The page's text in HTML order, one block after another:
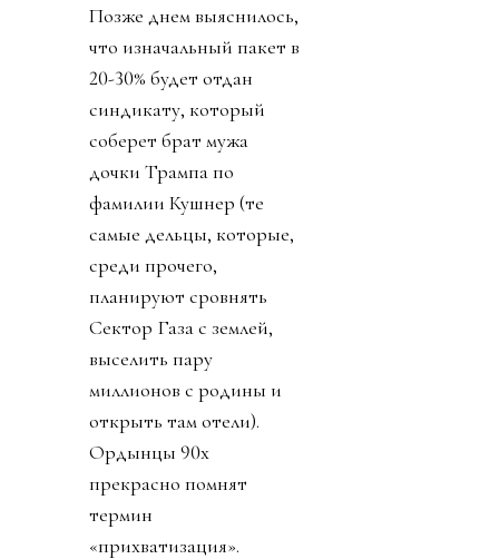
Позже днем выяснилось,
что изначальный пакет в
20-30% будет отдан
синдикату, который
соберет брат мужа
дочки Трампа по
фамилии Кушнер (те
самые дельцы, которые,
среди прочего,
планируют сровнять
Сектор Газа с землей,
выселить пару
миллионов с родины и
открыть там отели).
Ордынцы 90х
прекрасно помнят
термин
«прихватизация».